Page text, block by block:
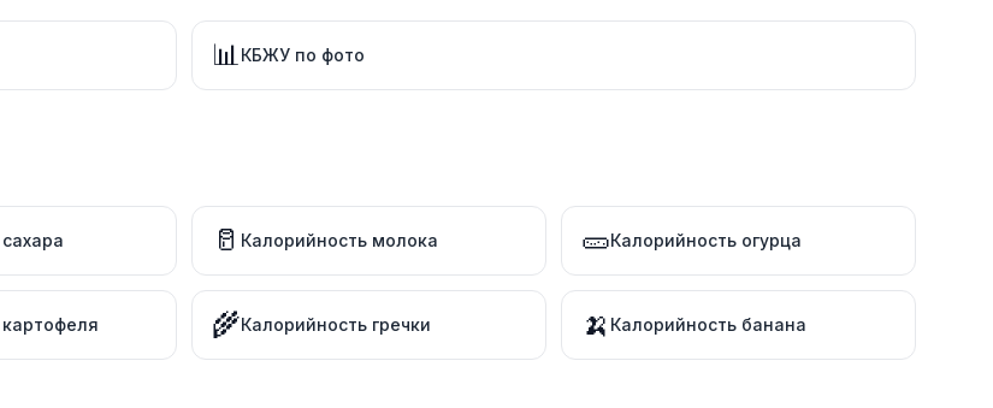
📊КБЖУ по фото
🥛 Калорийность молока 🥒Калорийность огурца
🌾Калорийность гречки 🍌 Калорийность банана